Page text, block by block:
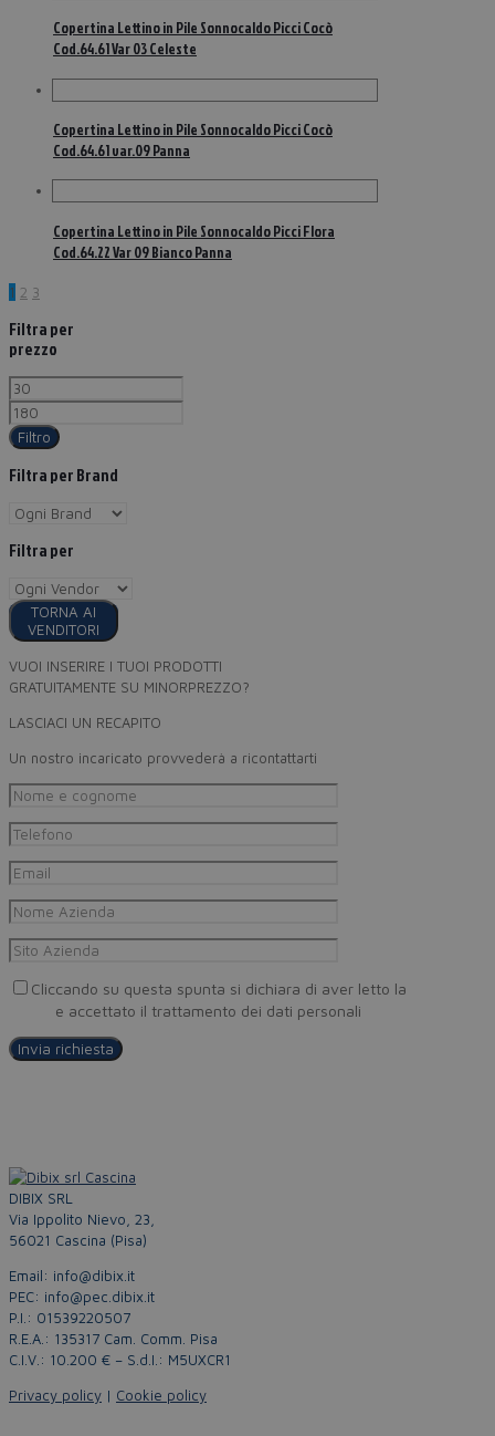
Copertina Lettino in Pile Sonnocaldo Picci Cocò
Cod.64.61 Var 03 Celeste
Copertina Lettino in Pile Sonnocaldo Picci Cocò
Cod.64.61 var.09 Panna
Copertina Lettino in Pile Sonnocaldo Picci Flora
Cod.64.22 Var 09 Bianco Panna
1 2 3
Filtra per
prezzo
Filtro
Filtra per Brand
Filtra per
TORNA AI
VENDITORI
VUOI INSERIRE I TUOI PRODOTTI
GRATUITAMENTE SU MINORPREZZO?
LASCIACI UN RECAPITO
Un nostro incaricato provvederà a ricontattarti
Cliccando su questa spunta si dichiara di aver letto la
e accettato il trattamento dei dati personali
DIBIX SRL
Via Ippolito Nievo, 23,
56021 Cascina (Pisa)
Email: info@dibix.it
PEC: info@pec.dibix.it
P.I.: 01539220507
R.E.A.: 135317 Cam. Comm. Pisa
C.I.V.: 10.200 € – S.d.I.: M5UXCR1
Privacy policy | Cookie policy